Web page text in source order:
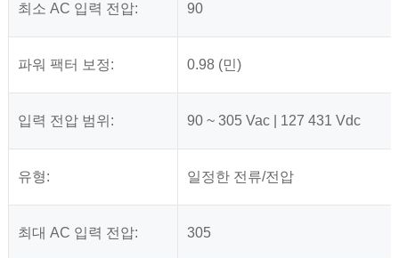
최소 AC 입력 전압: 90
파워 팩터 보정: 0.98 (민)
입력 전압 범위: 90 ~ 305 Vac | 127 431 Vdc
유형: 일정한 전류/전압
최대 AC 입력 전압: 305